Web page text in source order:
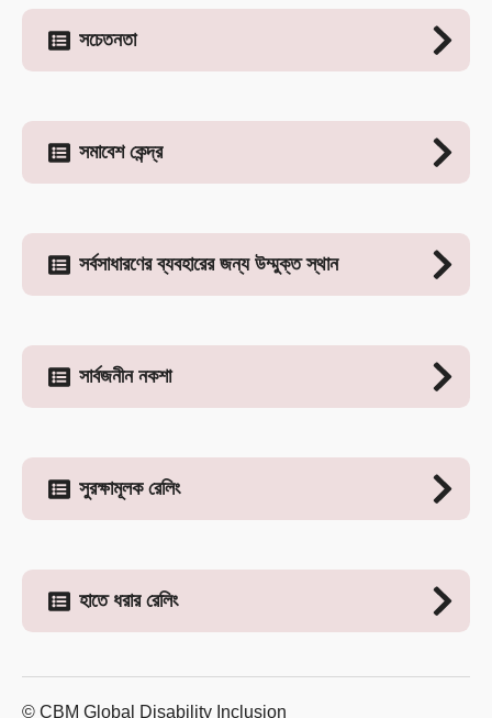
সচেতনতা
সমাবেশ কেন্দ্র
সর্বসাধারণের ব্যবহারের জন্য উম্মুক্ত স্থান
সার্বজনীন নকশা
সুরক্ষামূলক রেলিং
হাতে ধরার রেলিং
© CBM Global Disability Inclusion